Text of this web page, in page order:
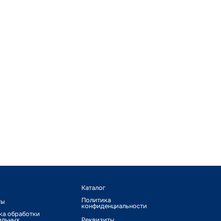
обработки
Каталог
Политика
конфиденциальности